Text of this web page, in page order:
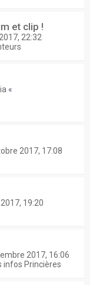
et clip !
22:32
«
2017, 17:08
19:20
2017, 16:06
infos Princières